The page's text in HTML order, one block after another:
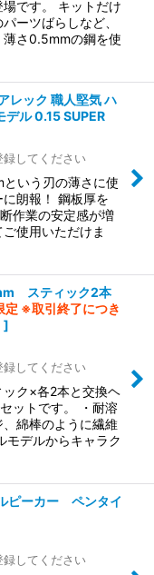
です。 キットだけ
ーツばらしなど、
さ0.5mmの鋼を使
レック 職人堅気 ハ
デル 0.15 SUPER
してください
いう刃の薄さに使
朗報！ 鋼板厚を
作業の安定感が増
使用いただけま
スティック2本
定 ※取引終了につき
]
してください
ック×各2本と交換ヘ
ットです。 ・耐溶
綿棒のように繊維
モデルからキャラク
ピーカー ペンタイ
してください